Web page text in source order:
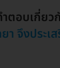
ตอบเกี่ย
จึงประเ